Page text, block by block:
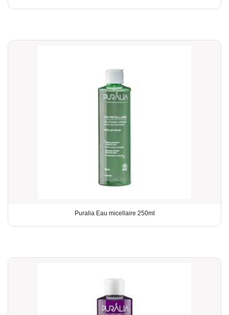
Puralia Eau micellaire 250ml